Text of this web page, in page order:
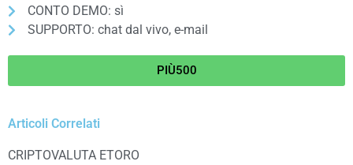
CONTO DEMO: sì
SUPPORTO: chat dal vivo, e-mail
PIÙ500
Articoli Correlati
CRIPTOVALUTA ETORO